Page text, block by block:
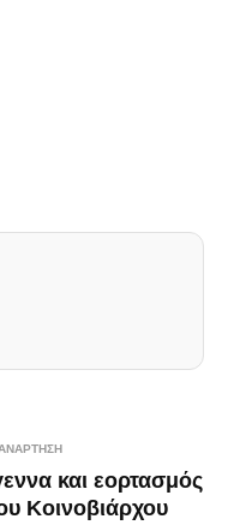
και εορτασμός
Κοινοβιάρχου